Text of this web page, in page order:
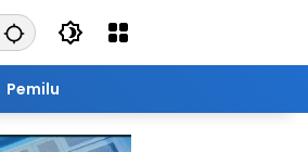
Pemilu